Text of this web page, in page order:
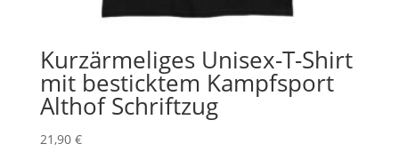
Kurzärmeliges Unisex-T-Shirt
mit besticktem Kampfsport
Althof Schriftzug
21,90 €